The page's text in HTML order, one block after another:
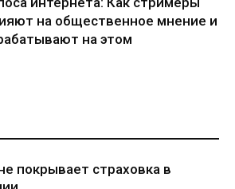
на общественное мнение и
на этом
покрывает страховка в